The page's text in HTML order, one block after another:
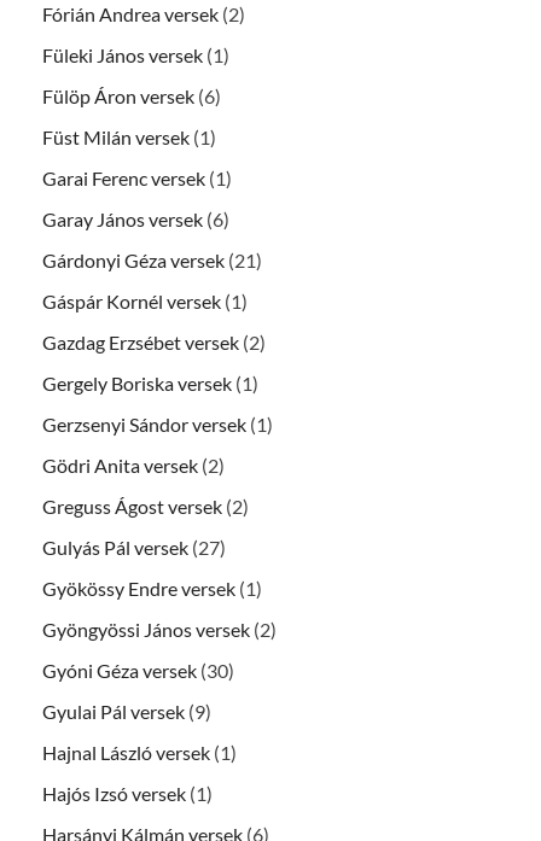
Fórián Andrea versek (2)
Füleki János versek (1)
Fülöp Áron versek (6)
Füst Milán versek (1)
Garai Ferenc versek (1)
Garay János versek (6)
Gárdonyi Géza versek (21)
Gáspár Kornél versek (1)
Gazdag Erzsébet versek (2)
Gergely Boriska versek (1)
Gerzsenyi Sándor versek (1)
Gödri Anita versek (2)
Greguss Ágost versek (2)
Gulyás Pál versek (27)
Gyökössy Endre versek (1)
Gyöngyössi János versek (2)
Gyóni Géza versek (30)
Gyulai Pál versek (9)
Hajnal László versek (1)
Hajós Izsó versek (1)
Harsányi Kálmán versek (6)